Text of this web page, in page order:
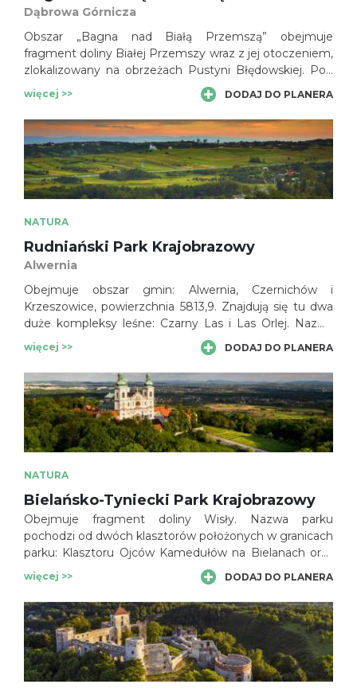
Dąbrowa Górnicza
Obszar „Bagna nad Białą Przemszą” obejmuje
fragment doliny Białej Przemszy wraz z jej otoczeniem,
zlokalizowany na obrzeżach Pustyni Błędowskiej. Pod
względem przyrodniczym jest to teren o dużym
zróżnicowaniu siedlisk, wynikającym z uwarunkowań
naturalnych tj. geologii i rzeźby terenu oraz warunków
hydrologicznych, a także prowadzonej na tym terenie
gospodarki człowieka.
więcej >> DODAJ DO PLANERA
NATURA
Rudniański Park Krajobrazowy
Alwernia
Obejmuje obszar gmin: Alwernia, Czernichów i
Krzeszowice, powierzchnia 5813,9. Znajdują się tu dwa
duże kompleksy leśne: Czarny Las i Las Orlej. Nazwa
parku pochodzi od rozleglej Doliny Potoku Rudno.
więcej >> DODAJ DO PLANERA
NATURA
Bielańsko-Tyniecki Park Krajobrazowy
Obejmuje fragment doliny Wisły. Nazwa parku
pochodzi od dwóch klasztorów położonych w granicach
parku: Klasztoru Ojców Kamedułów na Bielanach oraz
Opactwa Ojców Benedyktynów w Tyńcu. Powierzchnia
parku wynosi 6415,5 ha.
więcej >> DODAJ DO PLANERA